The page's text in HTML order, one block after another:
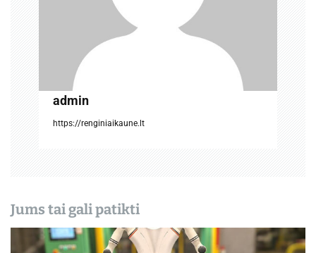
admin
https://renginiaikaune.lt
Jums tai gali patikti